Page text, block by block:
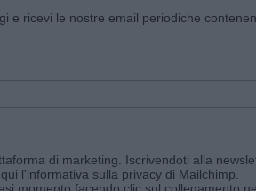
e ricevi le nostre email periodiche
di marketing. Iscrivendoti alla
l'informativa sulla privacy di Mailchimp